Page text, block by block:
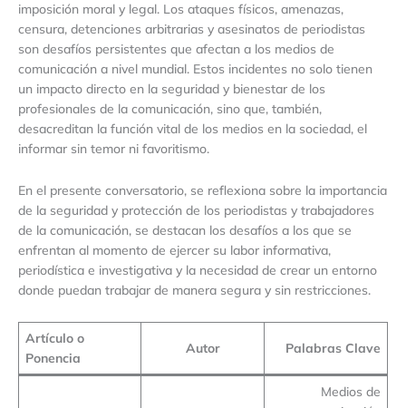
imposición moral y legal. Los ataques físicos, amenazas,
censura, detenciones arbitrarias y asesinatos de periodistas
son desafíos persistentes que afectan a los medios de
comunicación a nivel mundial. Estos incidentes no solo tienen
un impacto directo en la seguridad y bienestar de los
profesionales de la comunicación, sino que, también,
desacreditan la función vital de los medios en la sociedad, el
informar sin temor ni favoritismo.
En el presente conversatorio, se reflexiona sobre la importancia
de la seguridad y protección de los periodistas y trabajadores
de la comunicación, se destacan los desafíos a los que se
enfrentan al momento de ejercer su labor informativa,
periodística e investigativa y la necesidad de crear un entorno
donde puedan trabajar de manera segura y sin restricciones.
Artículo o
Ponencia
Autor Palabras Clave
Medios de